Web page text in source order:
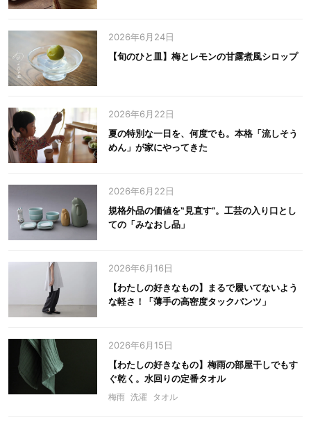
2026年6月24日
【旬のひと皿】梅とレモンの甘露煮風シロップ
2026年6月22日
夏の特別な一日を、何度でも。本格「流しそう
めん」が家にやってきた
2026年6月22日
規格外品の価値を‟見直す”。工芸の入り口とし
ての「みなおし品」
2026年6月16日
【わたしの好きなもの】まるで履いてないよう
な軽さ！「薄手の高密度タックパンツ」
2026年6月15日
【わたしの好きなもの】梅雨の部屋干しでもす
ぐ乾く。水回りの定番タオル
梅雨 洗濯 タオル